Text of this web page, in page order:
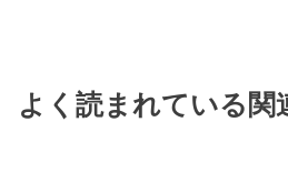
よく読まれている関